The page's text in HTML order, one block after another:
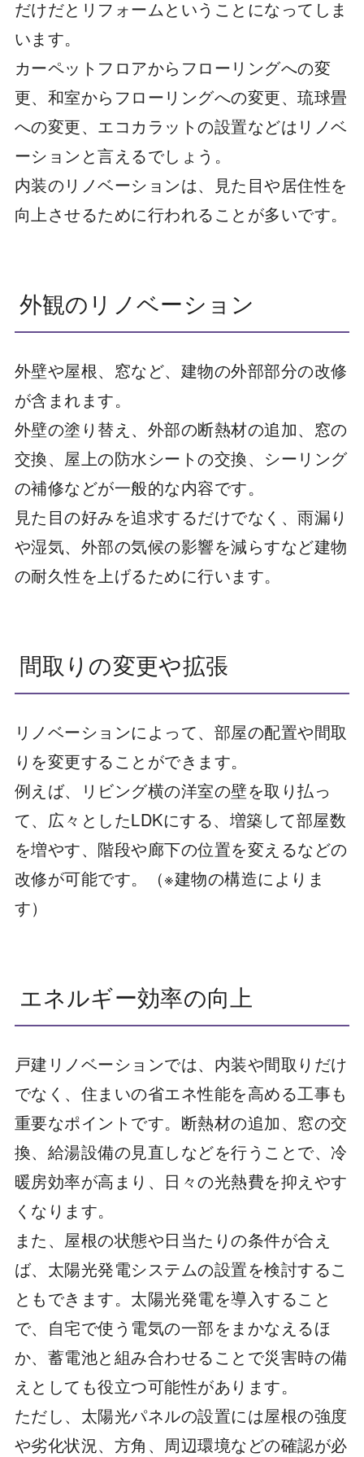
だけだとリフォームということになってしま
います。
カーペットフロアからフローリングへの変
更、和室からフローリングへの変更、琉球畳
への変更、エコカラットの設置などはリノベ
ーションと言えるでしょう。
内装のリノベーションは、見た目や居住性を
向上させるために行われることが多いです。
外観のリノベーション
外壁や屋根、窓など、建物の外部部分の改修
が含まれます。
外壁の塗り替え、外部の断熱材の追加、窓の
交換、屋上の防水シートの交換、シーリング
の補修などが一般的な内容です。
見た目の好みを追求するだけでなく、雨漏り
や湿気、外部の気候の影響を減らすなど建物
の耐久性を上げるために行います。
間取りの変更や拡張
リノベーションによって、部屋の配置や間取
りを変更することができます。
例えば、リビング横の洋室の壁を取り払っ
て、広々としたLDKにする、増築して部屋数
を増やす、階段や廊下の位置を変えるなどの
改修が可能です。（※建物の構造によりま
す）
エネルギー効率の向上
戸建リノベーションでは、内装や間取りだけ
でなく、住まいの省エネ性能を高める工事も
重要なポイントです。断熱材の追加、窓の交
換、給湯設備の見直しなどを行うことで、冷
暖房効率が高まり、日々の光熱費を抑えやす
くなります。
また、屋根の状態や日当たりの条件が合え
ば、太陽光発電システムの設置を検討するこ
ともできます。太陽光発電を導入すること
で、自宅で使う電気の一部をまかなえるほ
か、蓄電池と組み合わせることで災害時の備
えとしても役立つ可能性があります。
ただし、太陽光パネルの設置には屋根の強度
や劣化状況、方角、周辺環境などの確認が必